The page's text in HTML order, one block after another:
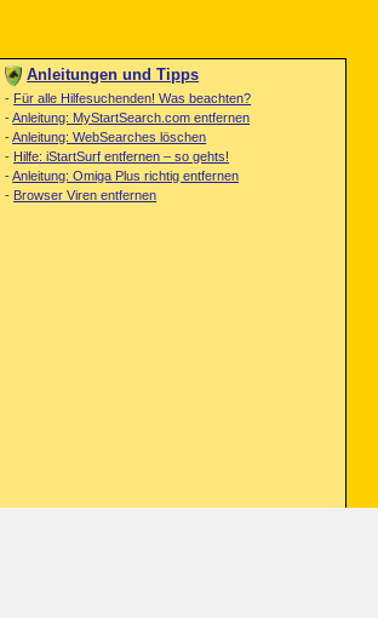
Anleitungen und Tipps
- Für alle Hilfesuchenden! Was beachten?
-Anleitung: MyStartSearch.com entfernen
-Anleitung: WebSearches löschen
- Hilfe: iStartSurf entfernen – so gehts!
-Anleitung: Omiga Plus richtig entfernen
- Browser Viren entfernen